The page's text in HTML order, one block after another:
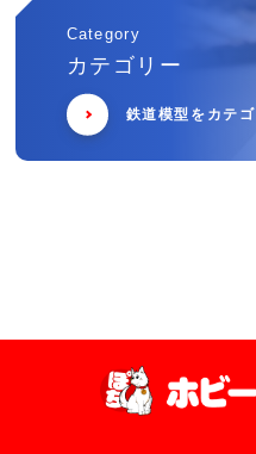
Category
カテゴリー
鉄道模型をカテ